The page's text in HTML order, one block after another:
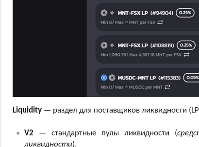
Liquidity — раздел для поставщиков ликвидности
V2 — стандартные пулы ликвидности (
ликвидности).